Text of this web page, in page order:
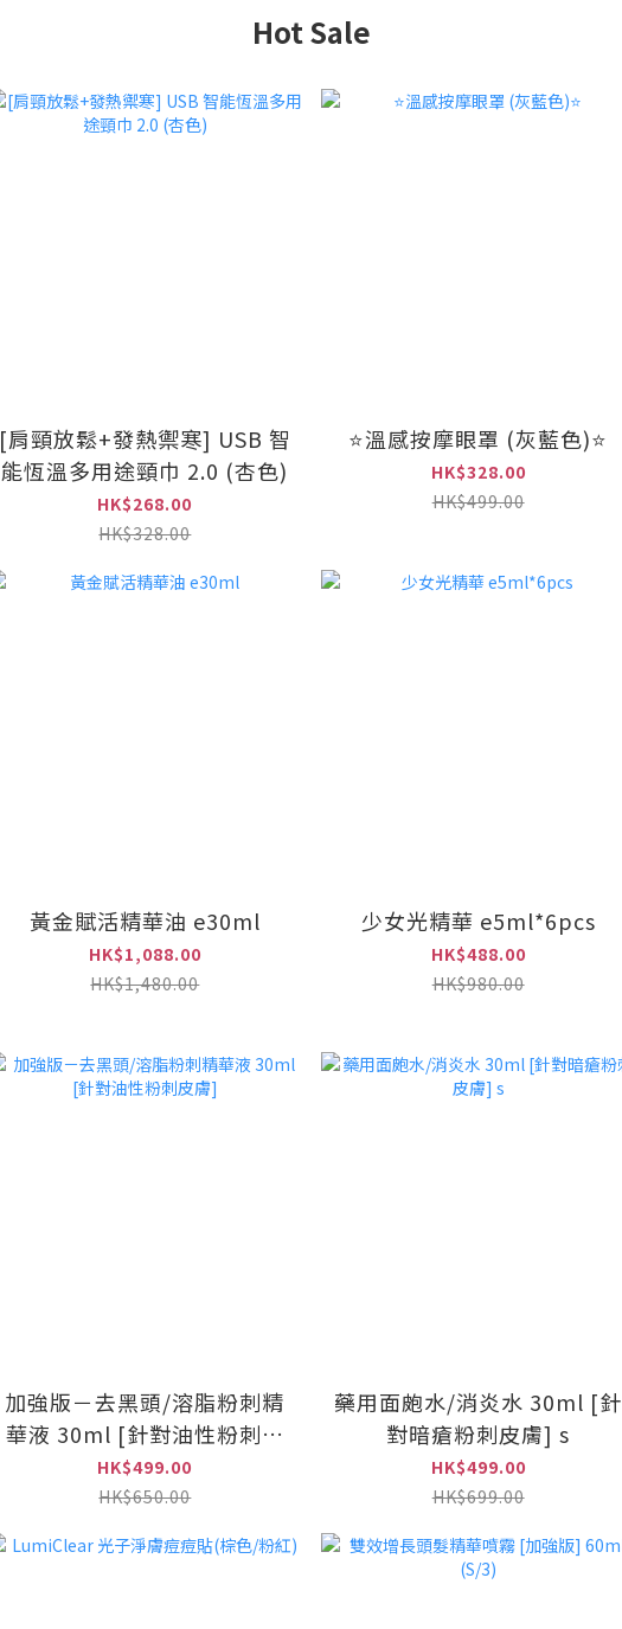
Hot Sale
[肩頸放鬆+發熱禦寒] USB 智
能恆溫多用途頸巾 2.0 (杏色)
HK$268.00
HK$328.00
⭐溫感按摩眼罩 (灰藍色)⭐
HK$328.00
HK$499.00
黃金賦活精華油 e30ml
HK$1,088.00
HK$1,480.00
少女光精華 e5ml*6pcs
HK$488.00
HK$980.00
加強版－去黑頭/溶脂粉刺精
華液 30ml [針對油性粉刺皮
膚]
HK$499.00
HK$650.00
藥用面皰水/消炎水 30ml [針
對暗瘡粉刺皮膚] s
HK$499.00
HK$699.00